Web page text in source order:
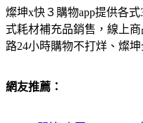
燦坤x快３購物app提供各
式耗材補充品銷售，線上
路24小時購物不打烊、燦
網友推薦：